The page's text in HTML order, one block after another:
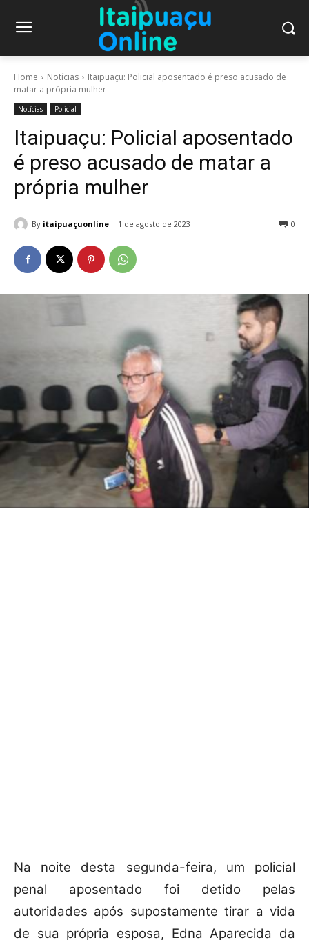
Home Notícias
Itaipuaçu: Policial aposentado é preso acusado de
matar a própria mulher
Notícias Policial
Itaipuaçu: Policial aposentado
é preso acusado de matar a
própria mulher
By itaipuaçuonline 1 de agosto de 2023 0
Na noite desta segunda-feira, um policial
penal aposentado foi detido pelas
autoridades após supostamente tirar a vida
de sua própria esposa, Edna Aparecida da